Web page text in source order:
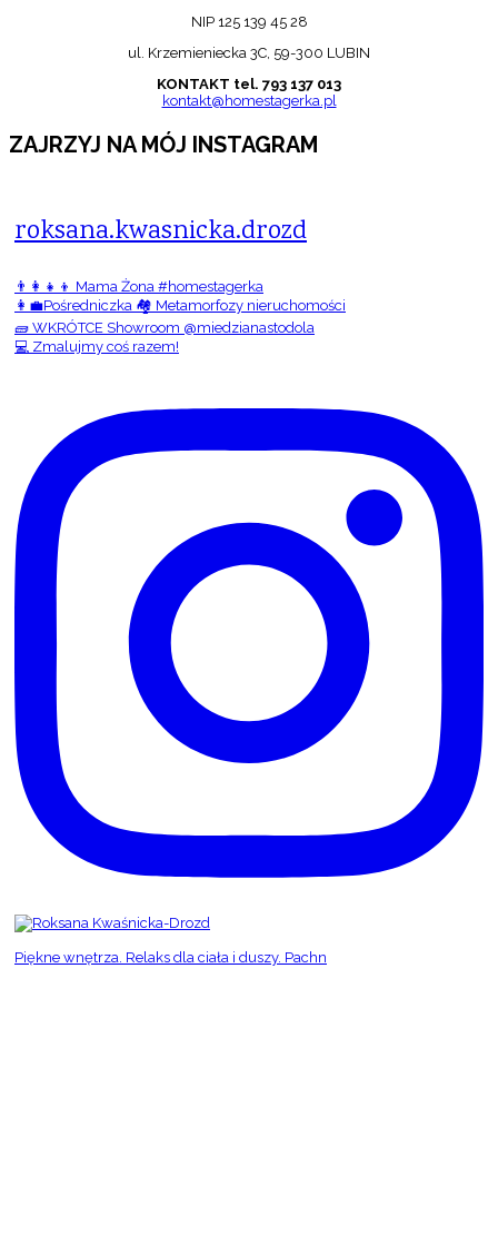
NIP 125 139 45 28
ul. Krzemieniecka 3C, 59-300 LUBIN
KONTAKT tel. 793 137 013
kontakt@homestagerka.pl
ZAJRZYJ NA MÓJ INSTAGRAM
roksana.kwasnicka.drozd
👨‍👩‍👧‍👦 Mama Żona #homestagerka
👩‍💼Pośredniczka 🏘️ Metamorfozy nieruchomości
🧱 WKRÓTCE Showroom @miedzianastodola
💻 Zmalujmy coś razem!
Piękne wnętrza. Relaks dla ciała i duszy. Pachn